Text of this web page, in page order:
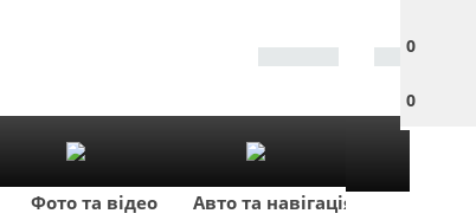
0
0
Фото та відео Авто та навігація